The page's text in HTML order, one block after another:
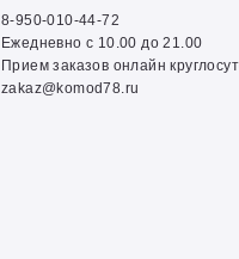
8-950-010-44-72
Ежедневно с 10.00 до 21.00
Прием заказов онлайн
zakaz@komod78.ru